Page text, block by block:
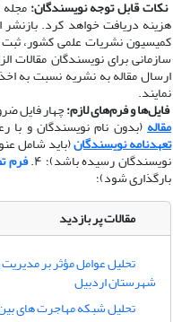
​​​​​​​نکات قابل توجه نویسندگان:
هزینه دریافت خواهد کرد. بازنشر
سازمانی برای نویسندگان مقالات
نمایند.
​​​​​​​فایل‌ها و فرم‌های لازم:چهار فایل
مقاله(بدون نام نویسندگان و با
تعهدنامه نویسندگان(باید شامل
نویسندگان رسیده باشد)؛ ۴. فرم
بارگذاری شود)؛
مقالات پر بازدید
تحلیل عوامل مؤثر بر
شهرستان اردبیل
تحلیل شبکه مهاجرت های بین